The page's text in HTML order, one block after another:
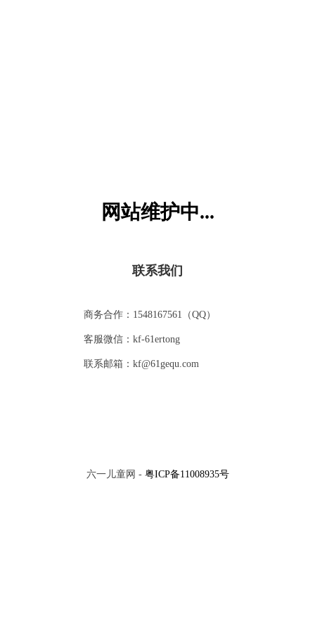
网站维护中...
联系我们
商务合作：1548167561（QQ）
客服微信：kf-61ertong
联系邮箱：kf@61gequ.com
六一儿童网 - 粤ICP备11008935号